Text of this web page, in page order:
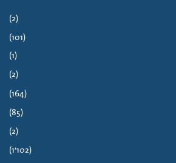
(2)
(101)
(1)
(2)
(164)
(85)
(2)
(1٬102)